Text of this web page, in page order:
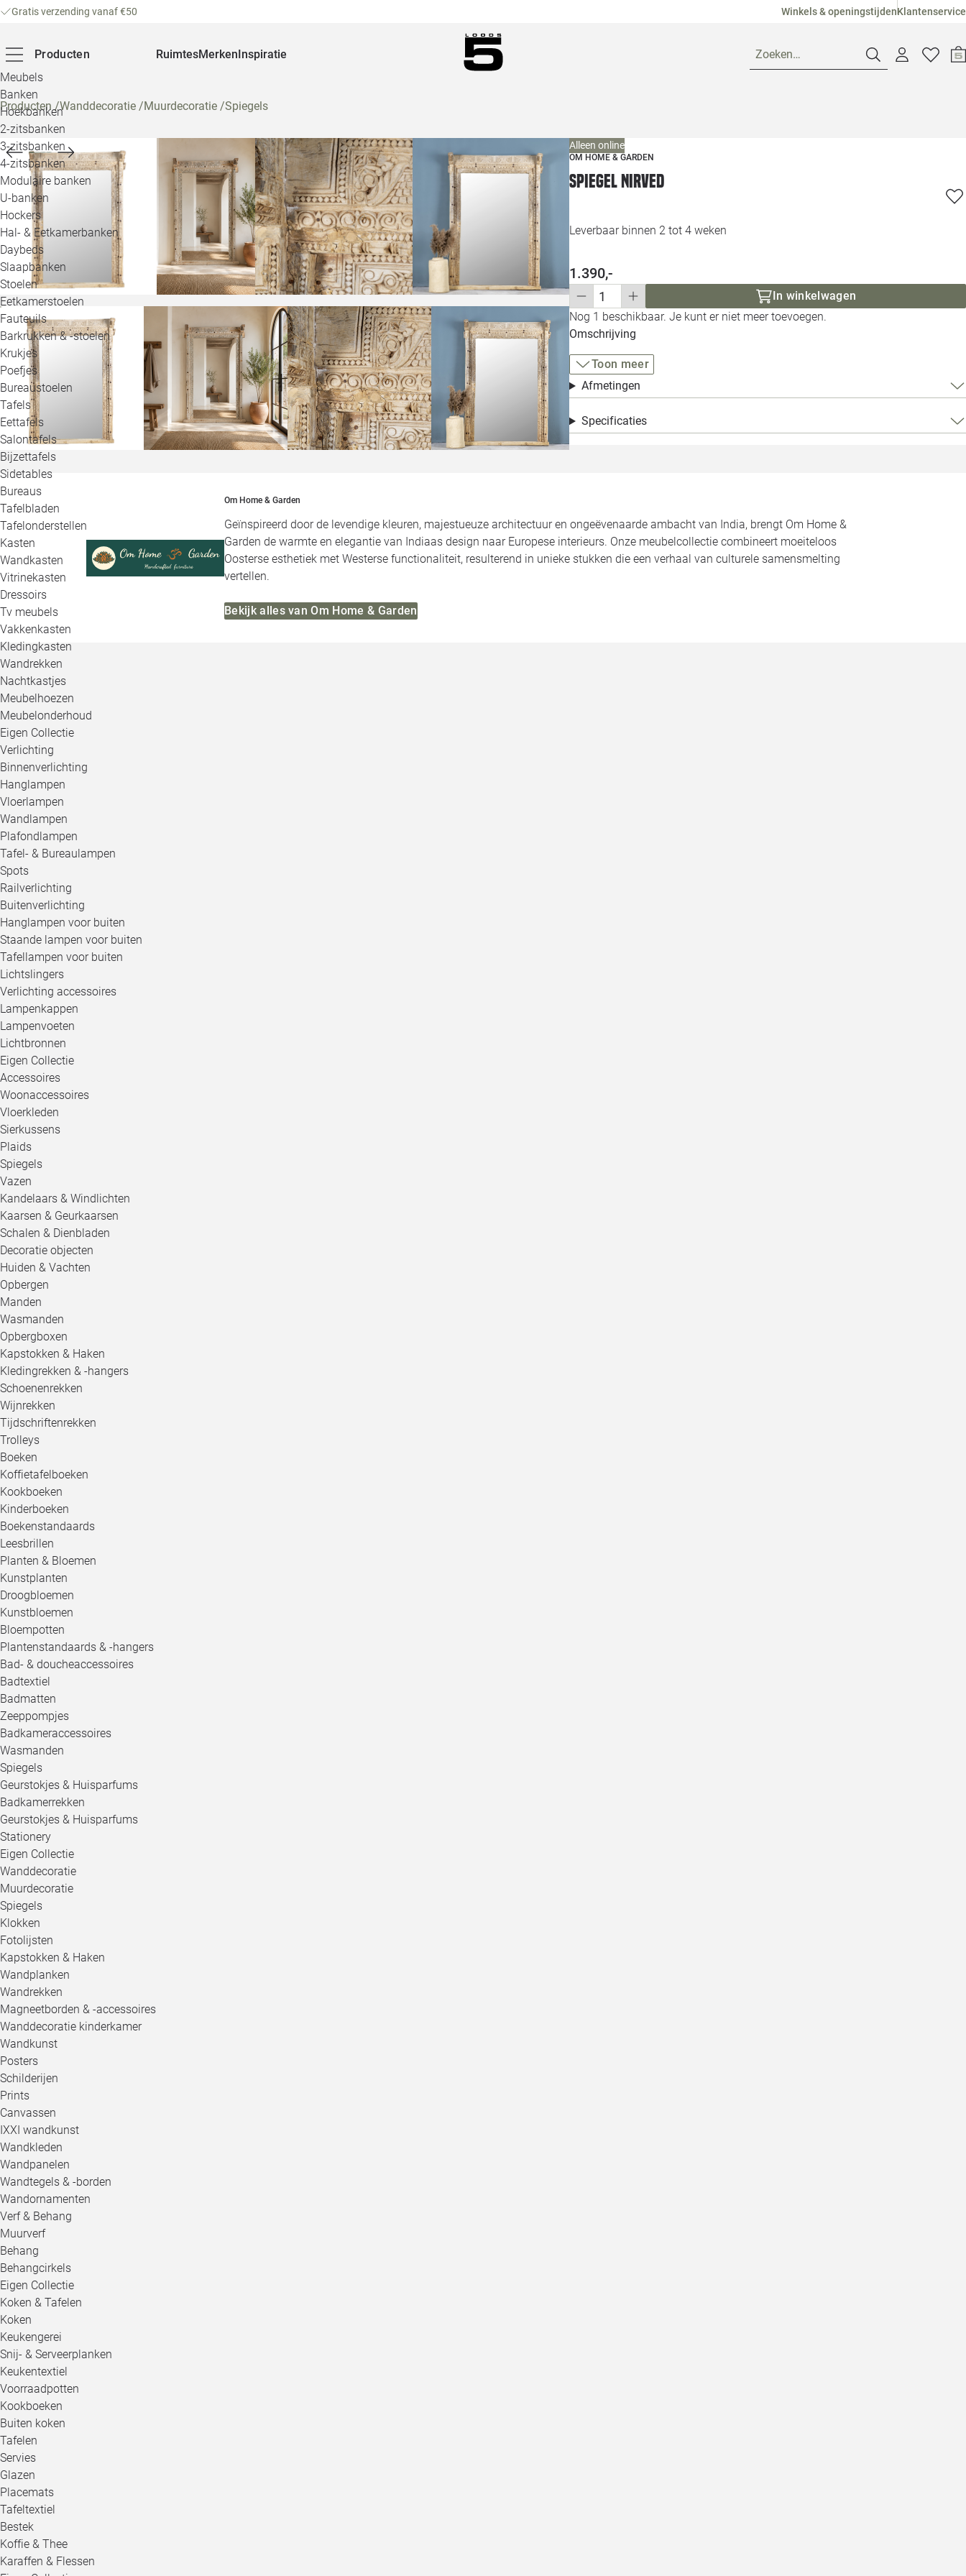
Gratis verzending vanaf €50 Winkels & openingstijdenKlantenservice
Producten
Meubels
Banken
Hoekbanken
2-zitsbanken
3-zitsbanken
4-zitsbanken
Modulaire banken
U-banken
Hockers
Hal- & Eetkamerbanken
Daybeds
Slaapbanken
Stoelen
Eetkamerstoelen
Fauteuils
Barkrukken & -stoelen
Krukjes
Poefjes
Bureaustoelen
Tafels
Eettafels
Salontafels
Bijzettafels
Sidetables
Bureaus
Tafelbladen
Tafelonderstellen
Kasten
Wandkasten
Vitrinekasten
Dressoirs
Tv meubels
Vakkenkasten
Kledingkasten
Wandrekken
Nachtkastjes
Meubelhoezen
Meubelonderhoud
Eigen Collectie
Verlichting
Binnenverlichting
Hanglampen
Vloerlampen
Wandlampen
Plafondlampen
Tafel- & Bureaulampen
Spots
Railverlichting
Buitenverlichting
Hanglampen voor buiten
Staande lampen voor buiten
Tafellampen voor buiten
Lichtslingers
Verlichting accessoires
Lampenkappen
Lampenvoeten
Lichtbronnen
Eigen Collectie
Accessoires
Woonaccessoires
Vloerkleden
Sierkussens
Plaids
Spiegels
Vazen
Kandelaars & Windlichten
Kaarsen & Geurkaarsen
Schalen & Dienbladen
Decoratie objecten
Huiden & Vachten
Opbergen
Manden
Wasmanden
Opbergboxen
Kapstokken & Haken
Kledingrekken & -hangers
Schoenenrekken
Wijnrekken
Tijdschriftenrekken
Trolleys
Boeken
Koffietafelboeken
Kookboeken
Kinderboeken
Boekenstandaards
Leesbrillen
Planten & Bloemen
Kunstplanten
Droogbloemen
Kunstbloemen
Bloempotten
Plantenstandaards & -hangers
Bad- & doucheaccessoires
Badtextiel
Badmatten
Zeeppompjes
Badkameraccessoires
Wasmanden
Spiegels
Geurstokjes & Huisparfums
Badkamerrekken
Geurstokjes & Huisparfums
Stationery
Eigen Collectie
Wanddecoratie
Muurdecoratie
Spiegels
Klokken
Fotolijsten
Kapstokken & Haken
Wandplanken
Wandrekken
Magneetborden & -accessoires
Wanddecoratie kinderkamer
Wandkunst
Posters
Schilderijen
Prints
Canvassen
IXXI wandkunst
Wandkleden
Wandpanelen
Wandtegels & -borden
Wandornamenten
Verf & Behang
Muurverf
Behang
Behangcirkels
Eigen Collectie
Koken & Tafelen
Koken
Keukengerei
Snij- & Serveerplanken
Keukentextiel
Voorraadpotten
Kookboeken
Buiten koken
Tafelen
Servies
Glazen
Placemats
Tafeltextiel
Bestek
Koffie & Thee
Karaffen & Flessen
RuimtesMerkenInspiratie Zoeken…
Veelgestelde vragen Loods 5
Producten/Wanddecoratie /Muurdecoratie /Spiegels
Alleen online
OM HOME & GARDEN
Spiegel Nirved
Leverbaar binnen 2 tot 4 weken
1.390,-
In winkelwagen
Nog 1 beschikbaar. Je kunt er niet meer toevoegen.
Omschrijving
Toon meer
Afmetingen
Specificaties
Om Home & Garden
Geïnspireerd door de levendige kleuren, majestueuze architectuur en ongeëvenaarde ambacht van India, brengt Om Home &
Garden de warmte en elegantie van Indiaas design naar Europese interieurs. Onze meubelcollectie combineert moeiteloos
Oosterse esthetiek met Westerse functionaliteit, resulterend in unieke stukken die een verhaal van culturele samensmelting
vertellen.
Bekijk alles van Om Home & Garden